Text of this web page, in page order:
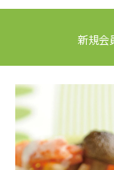
新規会